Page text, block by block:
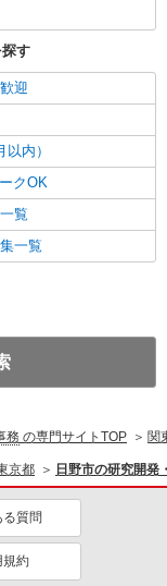
す
迎
内）
クOK
覧
一覧
務 の専門サイトTOP 関
京都 日野市の研究開発
る質問
規約